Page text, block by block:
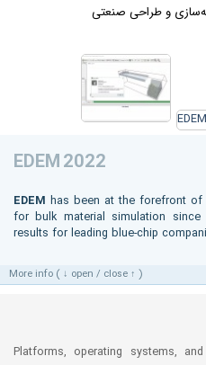
و طراحی صنعتی
EDEM 2022
EDEM has been at the forefront of
for bulk material simulation since
results for leading blue-chip
More info ( ↓ open / close ↑ )
Platforms, operating systems,